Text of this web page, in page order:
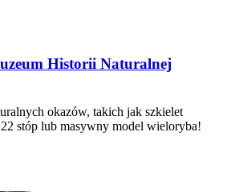
Historii Naturalnej
okazów, takich jak szkielet
stóp lub masywny model wieloryba!